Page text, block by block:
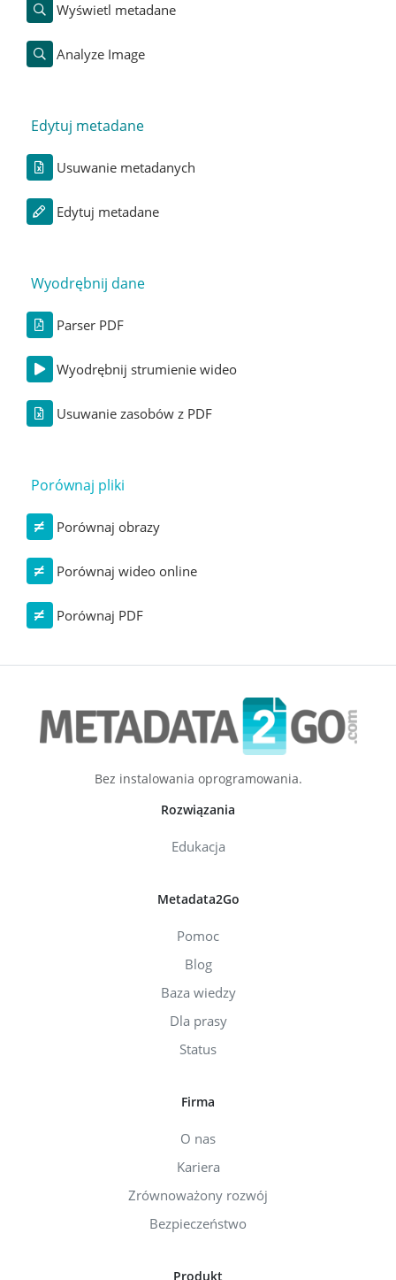
Wyświetl metadane
Analyze Image
Edytuj metadane
Usuwanie metadanych
Edytuj metadane
Wyodrębnij dane
Parser PDF
Wyodrębnij strumienie wideo
Usuwanie zasobów z PDF
Porównaj pliki
Porównaj obrazy
Porównaj wideo online
Porównaj PDF
Bez instalowania oprogramowania.
Rozwiązania
Edukacja
Metadata2Go
Pomoc
Blog
Baza wiedzy
Dla prasy
Status
Firma
O nas
Kariera
Zrównoważony rozwój
Bezpieczeństwo
Produkt